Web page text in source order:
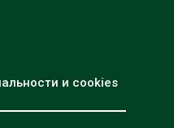
и cookies